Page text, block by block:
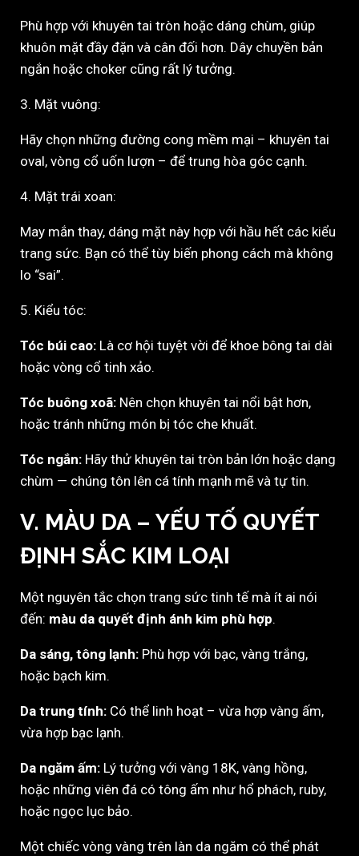
Phù hợp với khuyên tai tròn hoặc dáng chùm, giúp
khuôn mặt đầy đặn và cân đối hơn. Dây chuyền bản
ngắn hoặc choker cũng rất lý tưởng.
3. Mặt vuông:
Hãy chọn những đường cong mềm mại – khuyên tai
oval, vòng cổ uốn lượn – để trung hòa góc cạnh.
4. Mặt trái xoan:
May mắn thay, dáng mặt này hợp với hầu hết các kiểu
trang sức. Bạn có thể tùy biến phong cách mà không
lo “sai”.
5. Kiểu tóc:
Tóc búi cao: Là cơ hội tuyệt vời để khoe bông tai dài
hoặc vòng cổ tinh xảo.
Tóc buông xoã: Nên chọn khuyên tai nổi bật hơn,
hoặc tránh những món bị tóc che khuất.
Tóc ngắn: Hãy thử khuyên tai tròn bản lớn hoặc dạng
chùm — chúng tôn lên cá tính mạnh mẽ và tự tin.
V. MÀU DA – YẾU TỐ QUYẾT
ĐỊNH SẮC KIM LOẠI
Một nguyên tắc chọn trang sức tinh tế mà ít ai nói
đến: màu da quyết định ánh kim phù hợp.
Da sáng, tông lạnh: Phù hợp với bạc, vàng trắng,
hoặc bạch kim.
Da trung tính: Có thể linh hoạt – vừa hợp vàng ấm,
vừa hợp bạc lạnh.
Da ngăm ấm: Lý tưởng với vàng 18K, vàng hồng,
hoặc những viên đá có tông ấm như hổ phách, ruby,
hoặc ngọc lục bảo.
Một chiếc vòng vàng trên làn da ngăm có thể phát